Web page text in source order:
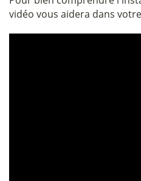
vidéo vous aidera dans